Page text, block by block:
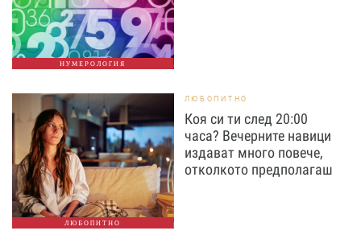
НУМЕРОЛОГИЯ
ЛЮБОПИТНО
ЛЮБОПИТНО
Коя си ти след 20:00
часа? Вечерните навици
издават много повече,
отколкото предполагаш